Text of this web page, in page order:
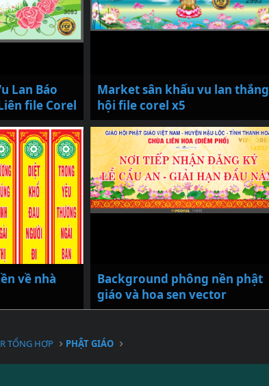
Lan Báo
file Corel
Market sân khấu vu lan thắng
hội file corel x5
về nhà
Background phông nền phật
giáo và hoa sen vector
TỔNG HỢP PHẬT GIÁO